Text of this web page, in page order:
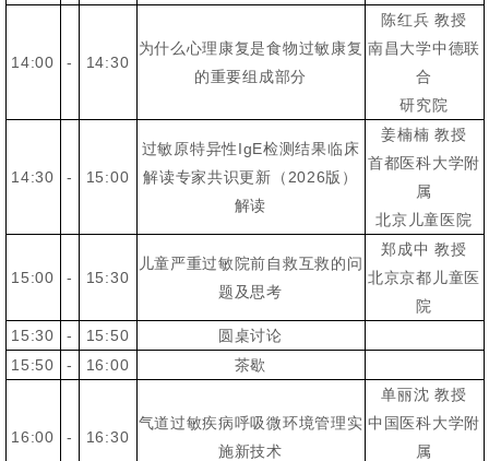
14:00 - 14:30
为什么心理康复是食物过敏康复
的重要组成部分
陈红兵 教授
南昌大学中德联
合
研究院
14:30 - 15:00
过敏原特异性IgE检测结果临床
解读专家共识更新（2026版）
解读
姜楠楠 教授
首都医科大学附
属
北京儿童医院
15:00 - 15:30
儿童严重过敏院前自救互救的问
题及思考
郑成中 教授
北京京都儿童医
院
15:30
- 15:50
圆桌讨论
15:50
- 16:00 茶歇
16:00 - 16:30
气道过敏疾病呼吸微环境管理实
施新技术
单丽沈 教授
中国医科大学附
属